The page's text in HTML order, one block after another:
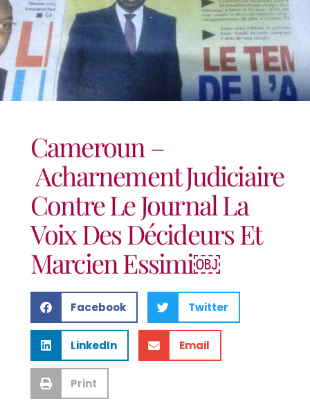
Cameroun –
Acharnement Judiciaire
Contre Le Journal La
Voix Des Décideurs Et
Marcien Essimi￼
Facebook Twitter
LinkedIn Email
Print